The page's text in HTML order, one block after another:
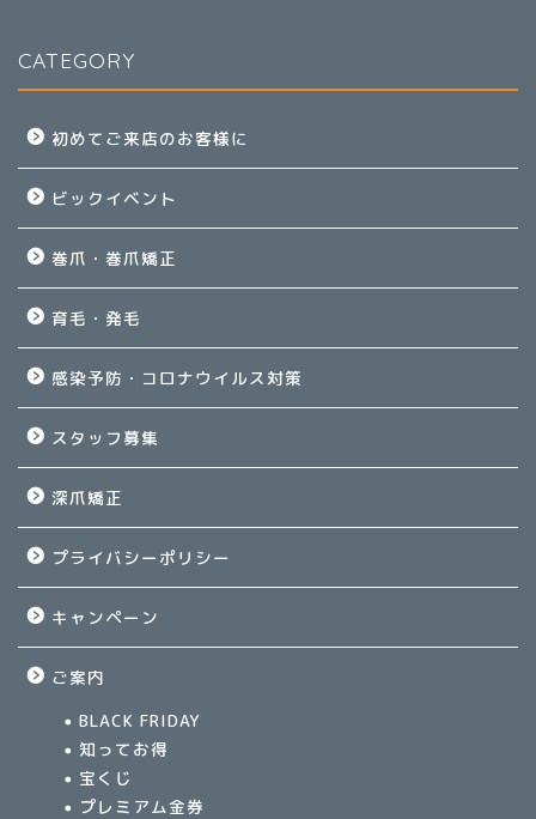
CATEGORY
初めてご来店のお客様に
ビックイベント
巻爪・巻爪矯正
育毛・発毛
感染予防・コロナウイルス対策
スタッフ募集
深爪矯正
プライバシーポリシー
キャンペーン
ご案内
BLACK FRIDAY
知ってお得
宝くじ
プレミアム金券